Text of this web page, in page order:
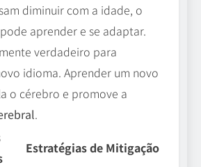
diminuir com a idade, o
aprender e se adaptar.
verdadeiro para
idioma. Aprender um novo
o cérebro e promove a
.
Estratégias de Mitigação